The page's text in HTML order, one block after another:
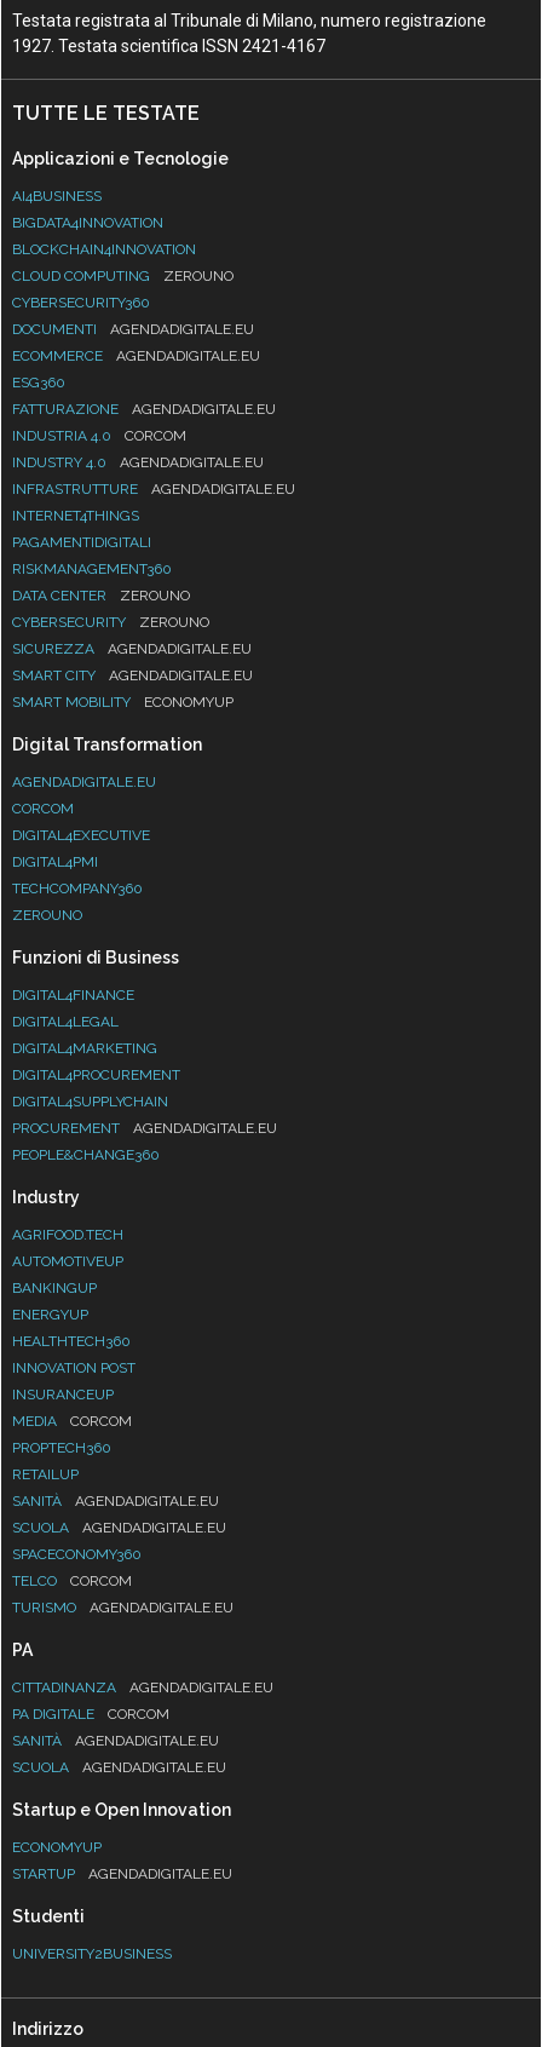
Testata registrata al Tribunale di Milano, numero registrazione
1927. Testata scientifica ISSN 2421-4167
TUTTE LE TESTATE
Applicazioni e Tecnologie
AI4BUSINESS
BIGDATA4INNOVATION
BLOCKCHAIN4INNOVATION
CLOUD COMPUTING
ZEROUNO
CYBERSECURITY360
DOCUMENTI
AGENDADIGITALE.EU
ECOMMERCE
AGENDADIGITALE.EU
ESG360
FATTURAZIONE
AGENDADIGITALE.EU
INDUSTRIA 4.0
CORCOM
INDUSTRY 4.0
AGENDADIGITALE.EU
INFRASTRUTTURE
AGENDADIGITALE.EU
INTERNET4THINGS
PAGAMENTIDIGITALI
RISKMANAGEMENT360
DATA CENTER
ZEROUNO
CYBERSECURITY
ZEROUNO
SICUREZZA
AGENDADIGITALE.EU
SMART CITY
AGENDADIGITALE.EU
SMART MOBILITY
ECONOMYUP
Digital Transformation
AGENDADIGITALE.EU
CORCOM
DIGITAL4EXECUTIVE
DIGITAL4PMI
TECHCOMPANY360
ZEROUNO
Funzioni di Business
DIGITAL4FINANCE
DIGITAL4LEGAL
DIGITAL4MARKETING
DIGITAL4PROCUREMENT
DIGITAL4SUPPLYCHAIN
PROCUREMENT
AGENDADIGITALE.EU
PEOPLE&CHANGE360
Industry
AGRIFOOD.TECH
AUTOMOTIVEUP
BANKINGUP
ENERGYUP
HEALTHTECH360
INNOVATION POST
INSURANCEUP
MEDIA
CORCOM
PROPTECH360
RETAILUP
SANITÀ
AGENDADIGITALE.EU
SCUOLA
AGENDADIGITALE.EU
SPACECONOMY360
TELCO
CORCOM
TURISMO
AGENDADIGITALE.EU
PA
CITTADINANZA
AGENDADIGITALE.EU
PA DIGITALE
CORCOM
SANITÀ
AGENDADIGITALE.EU
SCUOLA
AGENDADIGITALE.EU
Startup e Open Innovation
ECONOMYUP
STARTUP
AGENDADIGITALE.EU
Studenti
UNIVERSITY2BUSINESS
Indirizzo